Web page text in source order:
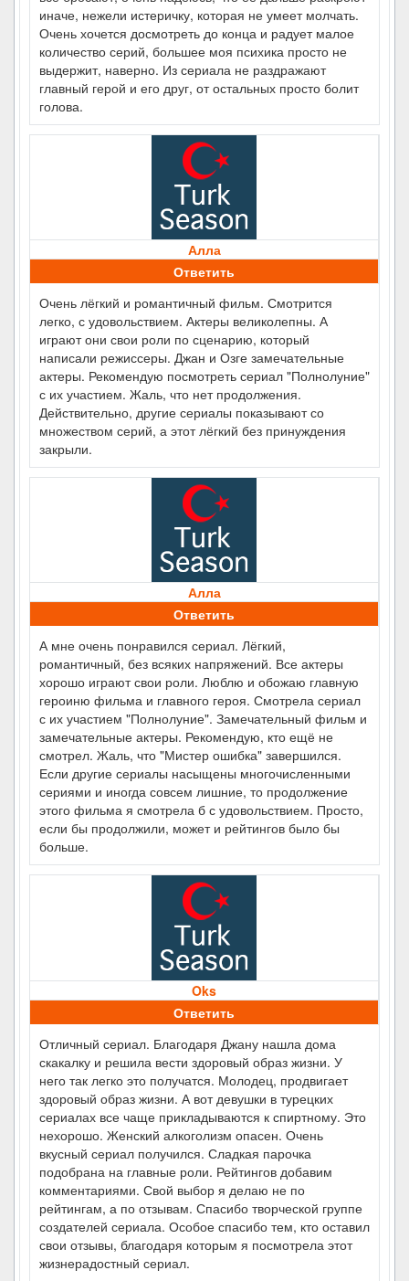
иначе, нежели истеричку, которая не умеет молчать.
Очень хочется досмотреть до конца и радует малое
количество серий, большее моя психика просто не
выдержит, наверно. Из сериала не раздражают
главный герой и его друг, от остальных просто болит
голова.
Алла
Ответить
Очень лёгкий и романтичный фильм. Смотрится
легко, с удовольствием. Актеры великолепны. А
играют они свои роли по сценарию, который
написали режиссеры. Джан и Озге замечательные
актеры. Рекомендую посмотреть сериал "Полнолуние"
с их участием. Жаль, что нет продолжения.
Действительно, другие сериалы показывают со
множеством серий, а этот лёгкий без принуждения
закрыли.
Алла
Ответить
А мне очень понравился сериал. Лёгкий,
романтичный, без всяких напряжений. Все актеры
хорошо играют свои роли. Люблю и обожаю главную
героиню фильма и главного героя. Смотрела сериал
с их участием "Полнолуние". Замечательный фильм и
замечательные актеры. Рекомендую, кто ещё не
смотрел. Жаль, что "Мистер ошибка" завершился.
Если другие сериалы насыщены многочисленными
сериями и иногда совсем лишние, то продолжение
этого фильма я смотрела б с удовольствием. Просто,
если бы продолжили, может и рейтингов было бы
больше.
Oks
Ответить
Отличный сериал. Благодаря Джану нашла дома
скакалку и решила вести здоровый образ жизни. У
него так легко это получатся. Молодец, продвигает
здоровый образ жизни. А вот девушки в турецких
сериалах все чаще прикладываются к спиртному. Это
нехорошо. Женский алкоголизм опасен. Очень
вкусный сериал получился. Сладкая парочка
подобрана на главные роли. Рейтингов добавим
комментариями. Свой выбор я делаю не по
рейтингам, а по отзывам. Спасибо творческой группе
создателей сериала. Особое спасибо тем, кто оставил
свои отзывы, благодаря которым я посмотрела этот
жизнерадостный сериал.